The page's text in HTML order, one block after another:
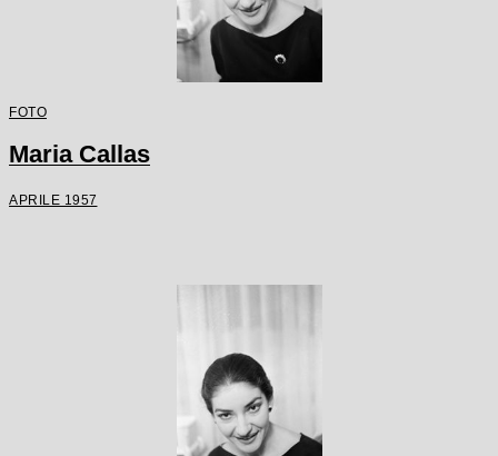
FOTO
Maria Callas
APRILE 1957